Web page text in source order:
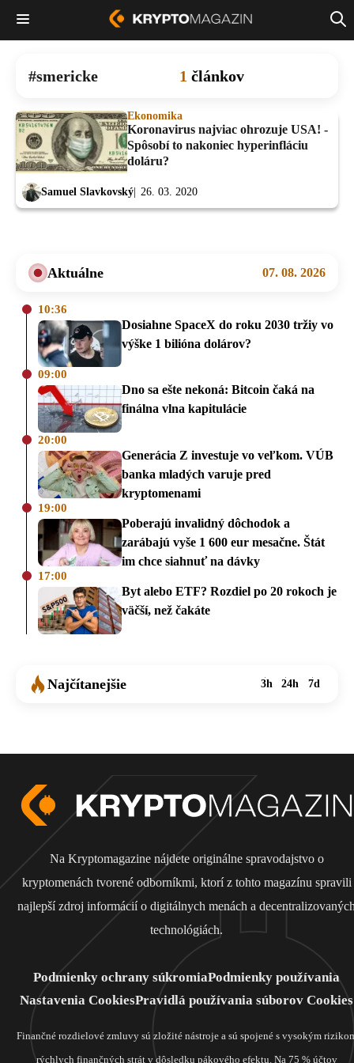
smericke 1 článkov
Ekonomika
Koronavirus najviac ohrozuje USA! -
Spôsobí to nakoniec hyperinfláciu
doláru?
Samuel Slavkovský 26. 03. 2020
Aktuálne 07. 08. 2026
10:36
Dosiahne SpaceX do roku 2030 tržiy vo
výške 1 bilióna dolárov?
09:00
Dno sa ešte nekoná: Bitcoin čaká na
finálna vlna kapitulácie
20:00
Generácia Z investuje vo veľkom. VÚB
banka mladých varuje pred
kryptomenami
19:00
Poberajú invalidný dôchodok a
zarábajú vyše 1 600 eur mesačne. Štát
im chce siahnuť na dávky
17:00
Byt alebo ETF? Rozdiel po 20 rokoch je
väčší, než čakáte
Najčítanejšie 3h 24h 7d
Na Kryptomagazine nájdete originálne spravodajstvo o
kryptomenách tvorené odborníkmi, ktorí z tohto magazínu spravili
najlepší zdroj informácií o digitálnych menách a
technológiách.
Podmienky ochrany súkromiaPodmienky používania
Nastavenia CookiesPravidlá používania súborov Cookies
Finančné rozdielové zmluvy sú zložité nástroje a sú spojené s vysokým
rýchlych finančných strát v dôsledku pákového efektu. Na 75 % účtov